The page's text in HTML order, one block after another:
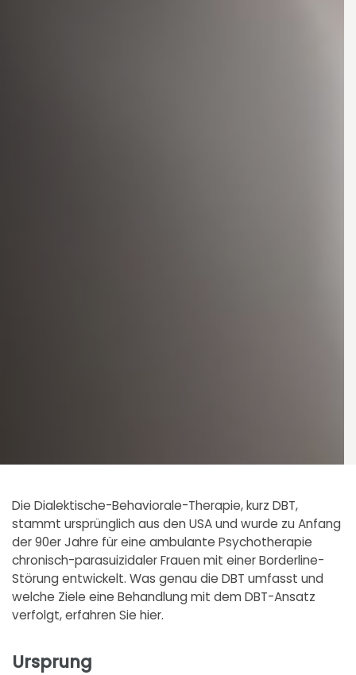
Die Dialektische-Behaviorale-Therapie, kurz DBT,
stammt ursprünglich aus den USA und wurde zu Anfang
der 90er Jahre für eine ambulante Psychotherapie
chronisch-parasuizidaler Frauen mit einer Borderline-
Störung entwickelt. Was genau die DBT umfasst und
welche Ziele eine Behandlung mit dem DBT-Ansatz
verfolgt, erfahren Sie hier.
Ursprung